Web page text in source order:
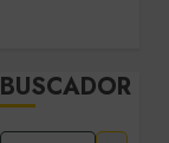
BUSCADOR